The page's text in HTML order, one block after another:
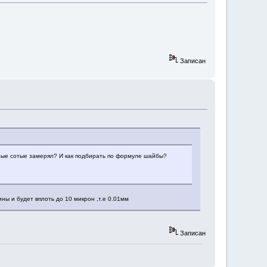
Записан
сотые замерял? И как подбирать по формуле шайбы?
и будет вплоть до 10 микрон ,т.е 0.01мм
Записан